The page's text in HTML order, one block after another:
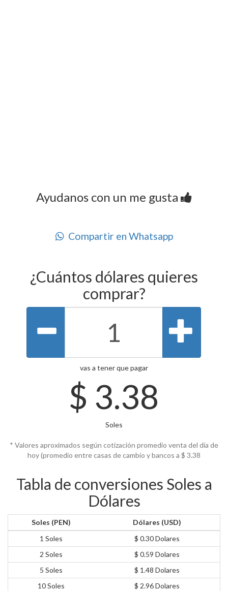
Ayudanos con un me gusta
Compartir en Whatsapp
¿Cuántos dólares quieres
comprar?
vas a tener que pagar
$ 3.38
Soles
* Valores aproximados según cotización promedio venta del día de
hoy (promedio entre casas de cambio y bancos a $ 3.38
Tabla de conversiones Soles a
Dólares
Soles (PEN)
Dólares (USD)
1 Soles
$ 0.30 Dolares
2 Soles
$ 0.59 Dolares
5 Soles
$ 1.48 Dolares
10 Soles
$ 2.96 Dolares